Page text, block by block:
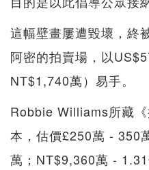
這幅壁畫屢遭毀壞，終
阿密的拍賣場，以
NT$1,740萬）易手。
Robbie Williams所藏
本，估價£250萬 - 350
萬；NT$9,360萬 - 1.31